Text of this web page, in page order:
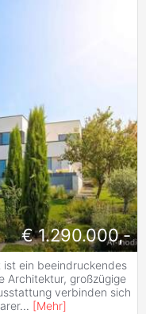
€ 1.290.000,-
ist ein beeindruckendes
Architektur, großzügige
verbinden sich
... [Mehr]